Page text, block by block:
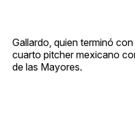
Gallardo, quien terminó
cuarto pitcher mexicano
de las Mayores.